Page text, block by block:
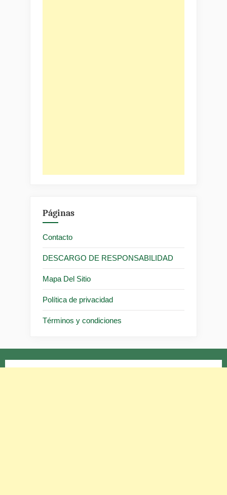
Páginas
Contacto
DESCARGO DE RESPONSABILIDAD
Mapa Del Sitio
Política de privacidad
Términos y condiciones